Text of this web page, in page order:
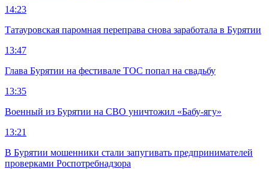
14:23
Татауровская паромная переправа снова заработала в Бурятии
13:47
Глава Бурятии на фестивале ТОС попал на свадьбу
13:35
Военный из Бурятии на СВО уничтожил «Бабу-ягу»
13:21
В Бурятии мошенники стали запугивать предпринимателей
проверками Роспотребнадзора